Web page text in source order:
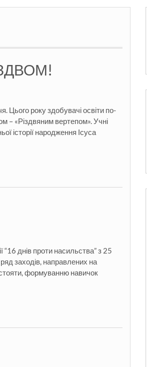
Цього року здобувачі освіти по-
– «Різдвяним вертепом». Учні
історії народження Ісуса
“16 днів проти насильства” з 25
заходів, направлених на
формуванню навичок